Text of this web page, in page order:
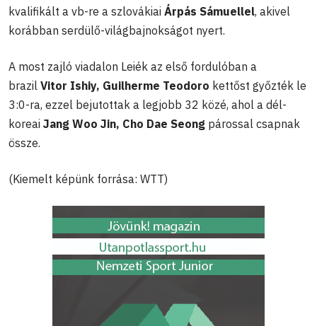
kvalifikált a vb-re a szlovákiai Árpás Sámuellel, akivel
korábban serdülő-világbajnokságot nyert.
A most zajló viadalon Leiék az első fordulóban a
brazil Vitor Ishiy, Guilherme Teodoro kettőst győzték le
3:0-ra, ezzel bejutottak a legjobb 32 közé, ahol a dél-
koreai Jang Woo Jin, Cho Dae Seong párossal csapnak
össze.
(Kiemelt képünk forrása: WTT)